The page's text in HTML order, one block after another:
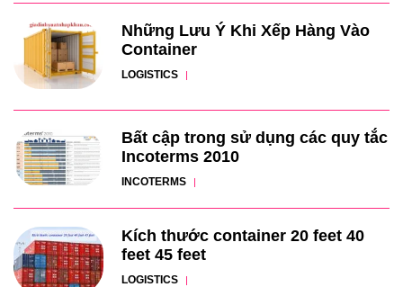
Những Lưu Ý Khi Xếp Hàng Vào
Container
LOGISTICS
Bất cập trong sử dụng các quy tắc
Incoterms 2010
INCOTERMS
Kích thước container 20 feet 40
feet 45 feet
LOGISTICS